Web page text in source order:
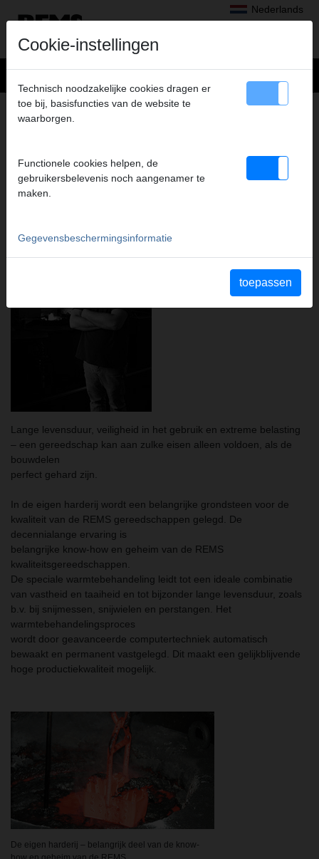
Nederlands
DE BETROUWBARE HARDING VAN
BELANGRIJKE COMPONENTEN IS
KWALITEIT. DAAROM DOEN WE HET
ZELF.
Lange levensduur, veiligheid in het gebruik en extreme belasting
– een gereedschap kan aan zulke eisen alleen voldoen, als de
bouwdelen
perfect gehard zijn.
In de eigen harderij wordt een belangrijke grondsteen voor de
kwaliteit van de REMS gereedschappen gelegd. De
decennialange ervaring is
belangrijke know-how en geheim van de REMS
kwaliteitsgereedschappen.
De speciale warmtebehandeling leidt tot een ideale combinatie
van vastheid en taaiheid en tot bijzonder lange levensduur, zoals
b.v. bij snijmessen, snijwielen en perstangen. Het
warmtebehandelingsproces
wordt door geavanceerde computertechniek automatisch
bewaakt en permanent vastgelegd. Dit maakt een gelijkblijvende
hoge productiekwaliteit mogelijk.
De eigen harderij – belangrijk deel van de know-
Cookie-instellingen
Technisch noodzakelijke cookies dragen er
toe bij, basisfuncties van de website te
waarborgen.
Functionele cookies helpen, de
gebruikersbelevenis noch aangenamer te
maken.
Gegevensbeschermingsinformatie
toepassen